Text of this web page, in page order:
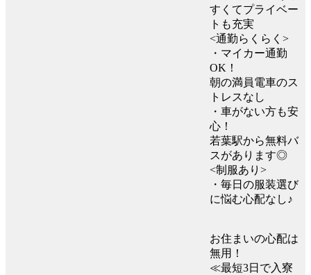
すくてプライベー
トも充実
<通勤らくらく>
・マイカー通勤
OK！
朝の満員電車のス
トレスなし
・車がない方も安
心！
若葉駅から無料バ
スがあります◎
<制服あり>
・毎日の服装選び
に悩む心配なし♪
お住まいの心配は
無用！
≪最短3日で入寮